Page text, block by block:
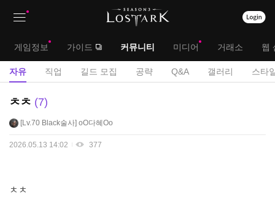
대
메
게임정보 가이드 커뮤니티 미디어 거래소 웹
서
자유 직업 길드 모집 공략 Q&A 갤러리 스타
자
게
ㅊㅊ 7
Lv.70 Black술사 oO다혜Oo
2026.05.13 14:02 377
ㅊㅊ